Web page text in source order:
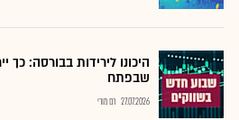
היכונו לירידות בבורסה:
שבפתח
27.07.2026 רם מורי